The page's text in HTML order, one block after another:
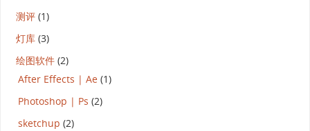
测评(1)
灯库(3)
绘图软件(2)
After Effects | Ae(1)
Photoshop | Ps (2)
sketchup (2)